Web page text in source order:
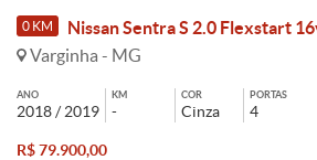
0 KM
Nissan Sentra S 2.0 Flexstart
Varginha - MG
ANO
2018 / 2019
KM
-
COR
Cinza
PORTAS
4
R$ 79.900,00